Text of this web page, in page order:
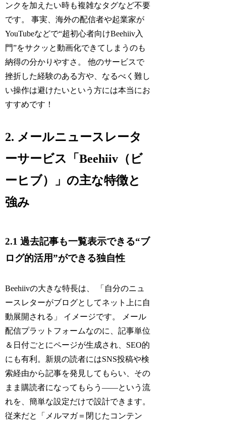
ンクを加えたい時も複雑なタグなど不要
です。 事実、海外の配信者や起業家が
YouTubeなどで“超初心者向けBeehiiv入
門”をサクッと動画化できてしまうのも
納得の分かりやすさ。 他のサービスで
挫折した経験のある方や、なるべく難し
い操作は避けたいという方には本当にお
すすめです！
2. メールニュースレータ
ーサービス「Beehiiv（ビ
ーヒブ）」の主な特徴と
強み
2.1 過去記事も一覧表示できる“ブ
ログ的活用”ができる独自性
Beehiivの大きな特長は、 「自分のニュ
ースレターがブログとしてネット上に自
動展開される」 イメージです。 メール
配信プラットフォームなのに、記事単位
＆日付ごとにページが生成され、SEO的
にも有利。新規の読者にはSNS投稿や検
索経由から記事を発見してもらい、その
まま購読者になってもらう――という流
れを、簡単な設定だけで設計できます。
従来だと「メルマガ＝閉じたコンテン